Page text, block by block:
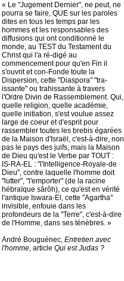
« Le "Jugement Dernier", ne peut, ne
pourra se faire, QUE sur les paroles
dites en tous les temps par les
hommes et les responsables des
diffusions qui ont conditionné le
monde, au TEST du Testament du
Christ qui l'a ré-digé au
commencement pour qu'en Fin il
s'ouvrit et con-Fonde toute la
Dispersion, cette "Diaspora" "tra-
issante" ou trahissante à travers
l'Ordre Divin de Rassemblement. Qui,
quelle religion, quelle académie,
quelle initiation, s'est voulue assez
large de coeur et d'esprit pour
rassembler toutes les brebis égarées
de la Maison d'Israël, c'est-à-dire, non
pas le pays des juifs, mais la Maison
de Dieu qu'est le Verbe par TOUT :
IS-RA-EL : "l'Intelligence-Royale-de
Dieu", contre laquelle l'homme doit
"lutter", "l'emporter" (de la racine
hébraïque sârôh), ce qu'est en vérité
l'antique Iswara-El, cette "Agartha"
invisible, enfouie dans les
profondeurs de la "Terre", c'est-à-dire
de l'Homme, dans ses ténèbres. »
André Bouguénec, Entretien avec
l'homme, article Qui est Judas ?